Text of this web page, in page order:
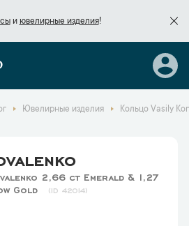
и ювелирные изделия!
Ювелирные изделия Кольцо Vasily
2,66 ct Emerald & 1,27
Gold
42014